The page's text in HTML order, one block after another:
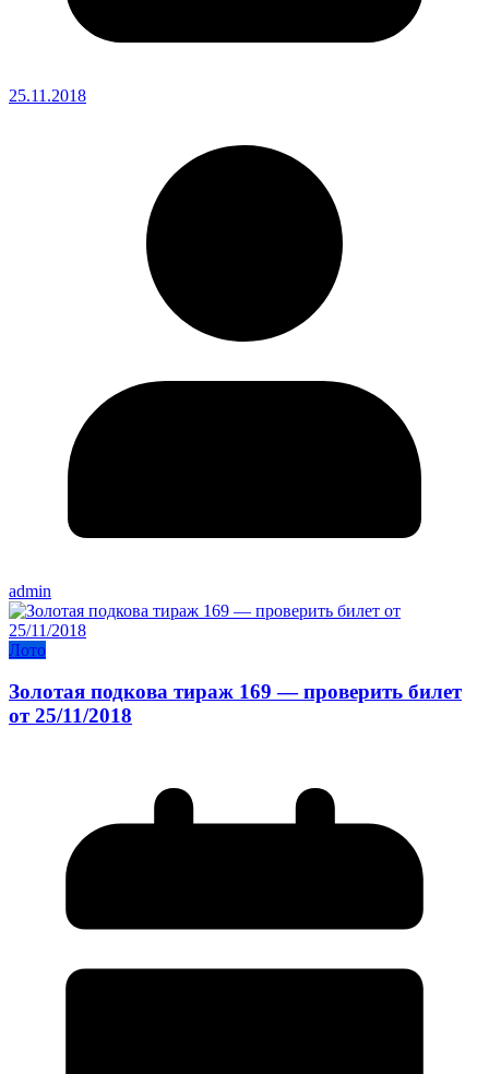
25.11.2018
admin
Лото
Золотая подкова тираж 169 — проверить билет
от 25/11/2018